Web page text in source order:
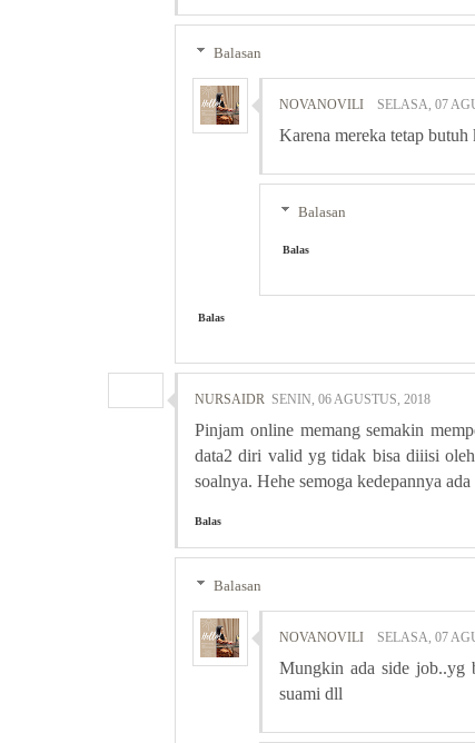
Balasan
NOVANOVILI SELASA, 07
Karena mereka tetap
Balasan
Balas
Balas
NURSAIDR SENIN, 06 AGUSTUS, 2018
Pinjam online memang semakin
data2 diri valid yg tidak bisa diiisi
soalnya. Hehe semoga kedepannya
Balas
Balasan
NOVANOVILI SELASA, 07
Mungkin ada side job..yg
suami dll